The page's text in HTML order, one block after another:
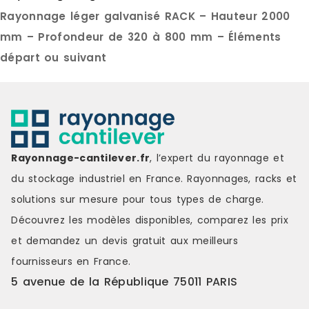
Profondeur : de 30 cm à 800 cm
Capacité de charge : jusque 230
kg par tablette et jusqu’à 1.500 kg
par travée uniformément répartis
et selon configuration
aux extrémités. FINITION Peinte
(poteaux gris ou bleus, tablettes
grises) Galvanisée ACCESSOIREs
Côtés Indicateurs d’allées Butées
Séparations tôlées coulissantes
Renforts de tablettes Tiroirs
télescopiques à glissières Portes
avec serrure Bacs euro ou bacs
cm
300 kg par
latérales
profondeur
de
naturel
Rayonnage léger galvanisé RACK – Hauteur 2000
mm – Profondeur de 320 à 800 mm – Éléments
départ ou suivant
Rayonnage-cantilever.fr, l’expert du rayonnage et
du stockage industriel en France. Rayonnages, racks et
solutions sur mesure pour tous types de charge.
Découvrez les modèles disponibles, comparez les prix
et demandez un devis gratuit aux meilleurs
fournisseurs en France.
5 avenue de la République 75011 PARIS